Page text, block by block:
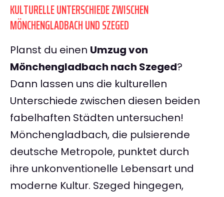
KULTURELLE UNTERSCHIEDE ZWISCHEN
MÖNCHENGLADBACH UND SZEGED
Planst du einen Umzug von
Mönchengladbach nach Szeged?
Dann lassen uns die kulturellen
Unterschiede zwischen diesen beiden
fabelhaften Städten untersuchen!
Mönchengladbach, die pulsierende
deutsche Metropole, punktet durch
ihre unkonventionelle Lebensart und
moderne Kultur. Szeged hingegen,